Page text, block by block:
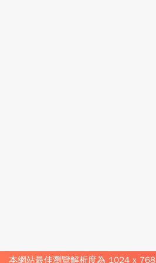
本網站最佳瀏覽解析度為 1024 x 768